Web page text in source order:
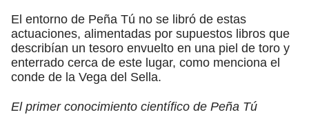
El entorno de Peña Tú no se libró de estas
actuaciones, alimentadas por supuestos libros que
describían un tesoro envuelto en una piel de toro y
enterrado cerca de este lugar, como menciona el
conde de la Vega del Sella.
El primer conocimiento científico de Peña Tú